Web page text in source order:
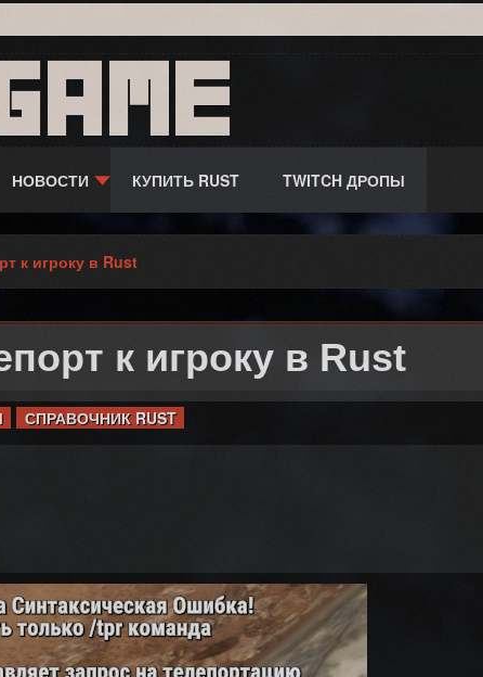
НОВОСТИ КУПИТЬ RUST TWITCH ДРОПЫ
к игроку в Rust
к игроку в Rust
СПРАВОЧНИК RUST